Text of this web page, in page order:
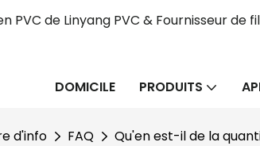
PVC de Linyang PVC & Fournisseur de
DOMICILE PRODUITS
d'info FAQ Qu'en est-il de la